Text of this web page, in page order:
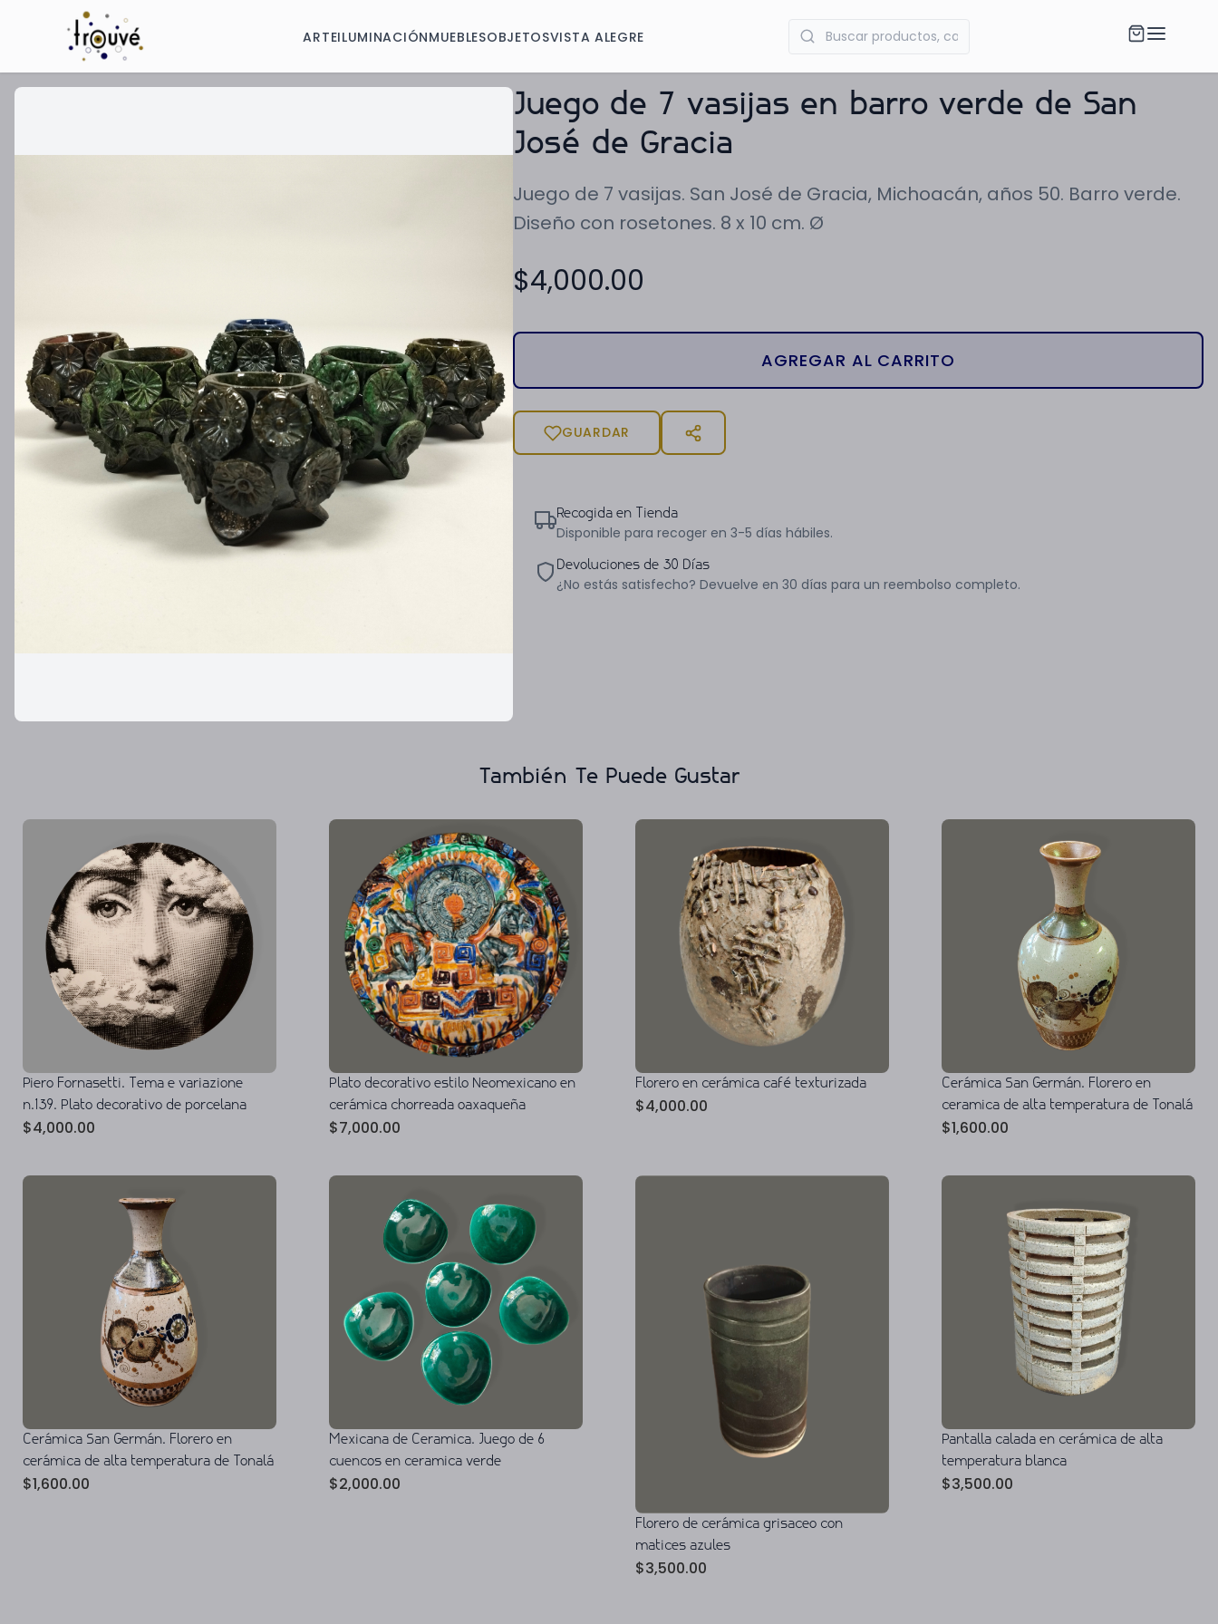
ARTEILUMINACIÓNMUEBLESOBJETOSVISTA ALEGRE
Juego de 7 vasijas en barro verde de San
José de Gracia
Juego de 7 vasijas. San José de Gracia, Michoacán, años 50. Barro verde.
Diseño con rosetones. 8 x 10 cm. Ø
$4,000.00
AGREGAR AL CARRITO
GUARDAR
Recogida en Tienda
Disponible para recoger en 3-5 días hábiles.
Devoluciones de 30 Días
¿No estás satisfecho? Devuelve en 30 días para un reembolso completo.
También Te Puede Gustar
Piero Fornasetti. Tema e variazione
n.139. Plato decorativo de porcelana
$4,000.00
Plato decorativo estilo Neomexicano en
cerámica chorreada oaxaqueña
$7,000.00
Florero en cerámica café texturizada
$4,000.00
Cerámica San Germán. Florero en
ceramica de alta temperatura de Tonalá
$1,600.00
Cerámica San Germán. Florero en
cerámica de alta temperatura de Tonalá
$1,600.00
Mexicana de Ceramica. Juego de 6
cuencos en ceramica verde
$2,000.00
Florero de cerámica grisaceo con
matices azules
$3,500.00
Pantalla calada en cerámica de alta
temperatura blanca
$3,500.00